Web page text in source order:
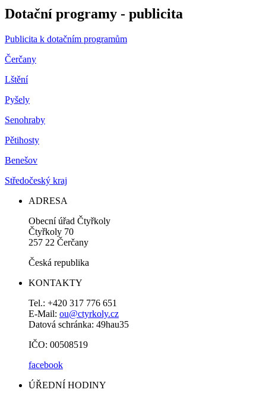
Dotační programy - publicita
Publicita k dotačním programům
Čerčany
Lštění
Pyšely
Senohraby
Pětihosty
Benešov
Středočeský kraj
ADRESA
Obecní úřad Čtyřkoly
Čtyřkoly 70
257 22 Čerčany
Česká republika
KONTAKTY
Tel.: +420 317 776 651
E-Mail: ou@ctyrkoly.cz
Datová schránka: 49hau35
IČO: 00508519
facebook
ÚŘEDNÍ HODINY